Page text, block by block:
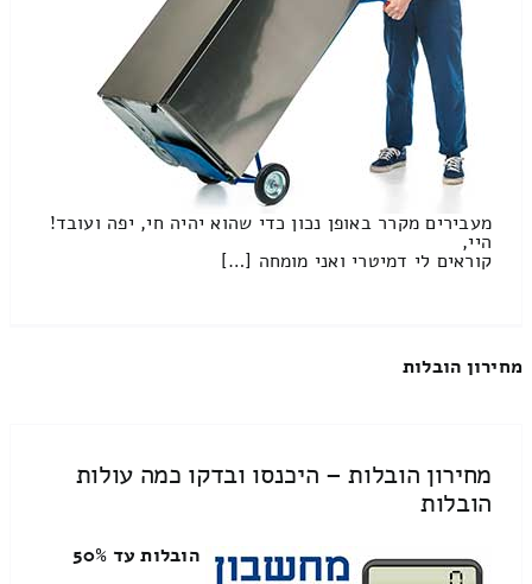
מעבירים מקרר באופן נכון כדי שהוא יהיה חי, יפה ועובד!
היי,
קוראים לי דמיטרי ואני מומחה […]
מחירון הובלות
מחירון הובלות – היכנסו ובדקו כמה עולות
הובלות
הובלות עד 50%